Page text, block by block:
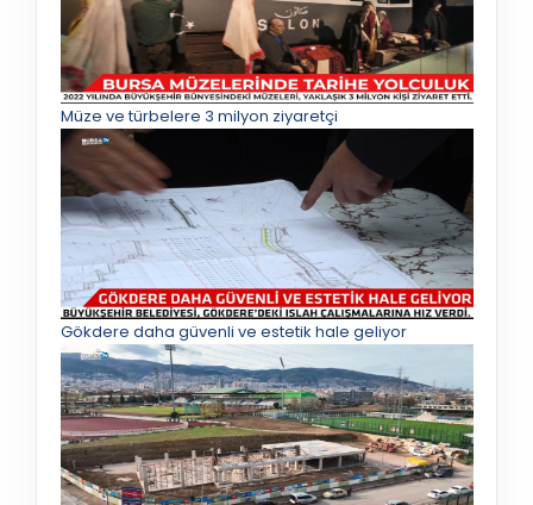
Müze ve türbelere 3 milyon ziyaretçi
Gökdere daha güvenli ve estetik hale geliyor